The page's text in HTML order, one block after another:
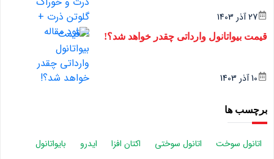
27 آذر 1403
قیمت بیواتانول وارداتی چقدر خواهد شد؟!
10 آذر 1403
برچسب ها
اتانول سوخت اتانول سوختی اکتان افزا ایدرو
بایواتانول